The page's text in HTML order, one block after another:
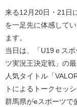
来る12月20日・21日
を一足先に体感して
ます。
当日は、「U19ｅス
ツ実況王決定戦」の
人気タイトル「
トによるトークセッ
群馬県がeスポーツで